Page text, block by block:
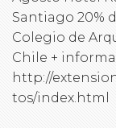
Santiago 20%
Colegio de
Chile +
http://
tos/index.html